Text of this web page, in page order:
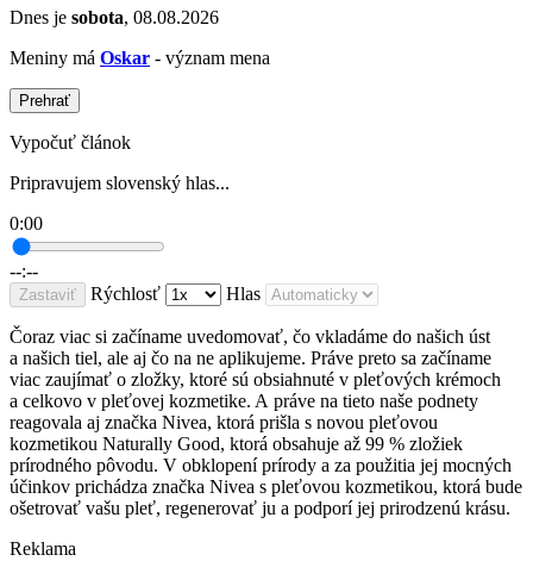
Dnes je sobota, 08.08.2026
Meniny má Oskar - význam mena
Prehrať
Vypočuť článok
Pripravujem slovenský hlas...
0:00
--:--
Zastaviť Rýchlosť Hlas
Čoraz viac si začíname uvedomovať, čo vkladáme do našich úst
a našich tiel, ale aj čo na ne aplikujeme. Práve preto sa začíname
viac zaujímať o zložky, ktoré sú obsiahnuté v pleťových krémoch
a celkovo v pleťovej kozmetike. A práve na tieto naše podnety
reagovala aj značka Nivea, ktorá prišla s novou pleťovou
kozmetikou Naturally Good, ktorá obsahuje až 99 % zložiek
prírodného pôvodu. V obklopení prírody a za použitia jej mocných
účinkov prichádza značka Nivea s pleťovou kozmetikou, ktorá bude
ošetrovať vašu pleť, regenerovať ju a podporí jej prirodzenú krásu.
Reklama